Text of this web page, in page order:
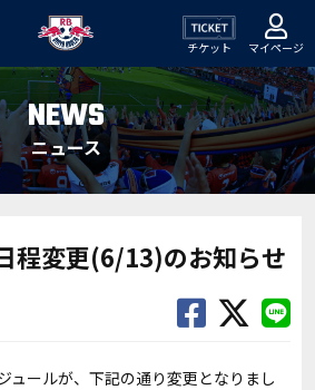
チケット マイページ
NEWS
ニュース
程変更(6/13)のお知らせ
ュールが、下記の通り変更となりまし